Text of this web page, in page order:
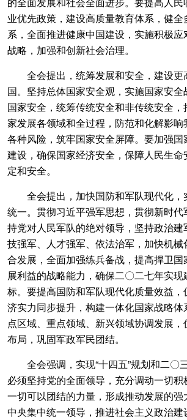
业优先政策，建设高质量教育体系，健
系，全面推进健康中国建设，实施积极
战略，加强和创新社会治理。
全会提出，统筹发展和安全，建设更
国。坚持总体国家安全观，实施国家安
国家安全，统筹传统安全和非传统安全
家发展各领域和全过程，防范和化解影
各种风险，筑牢国家安全屏障。要加强国
建设，确保国家经济安全，保障人民生
定和安全。
全会提出，加快国防和军队现代化，
统一。贯彻习近平强军思想，贯彻新时
持党对人民军队的绝对领导，坚持政治
技强军、人才强军、依法治军，加快机
合发展，全面加强练兵备战，提高捍卫
展利益的战略能力，确保二〇二七年实现
标。要提高国防和军队现代化质量效益
济实力同步提升，构建一体化国家战略
点区域、重点领域、新兴领域协调发展
布局，巩固军政军民团结。
全会强调，实现“十四五”规划和二〇
必须坚持党的全面领导，充分调动一切
一切可以团结的力量，形成推动发展的
中央集中统一领导，推进社会主义政治